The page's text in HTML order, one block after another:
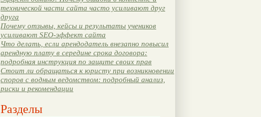
технической части сайта часто усиливают друг
друга
Почему отзывы, кейсы и результаты учеников
усиливают SEO-эффект сайта
Что делать, если арендодатель внезапно повысил
арендную плату в середине срока договора:
подробная инструкция по защите своих прав
Стоит ли обращаться к юристу при возникновении
споров с водным ведомством: подробный анализ,
риски и рекомендации
Разделы